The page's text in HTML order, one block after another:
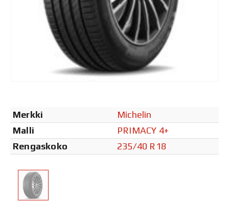
Merkki
Michelin
Malli
PRIMACY 4+
Rengaskoko
235/40 R18